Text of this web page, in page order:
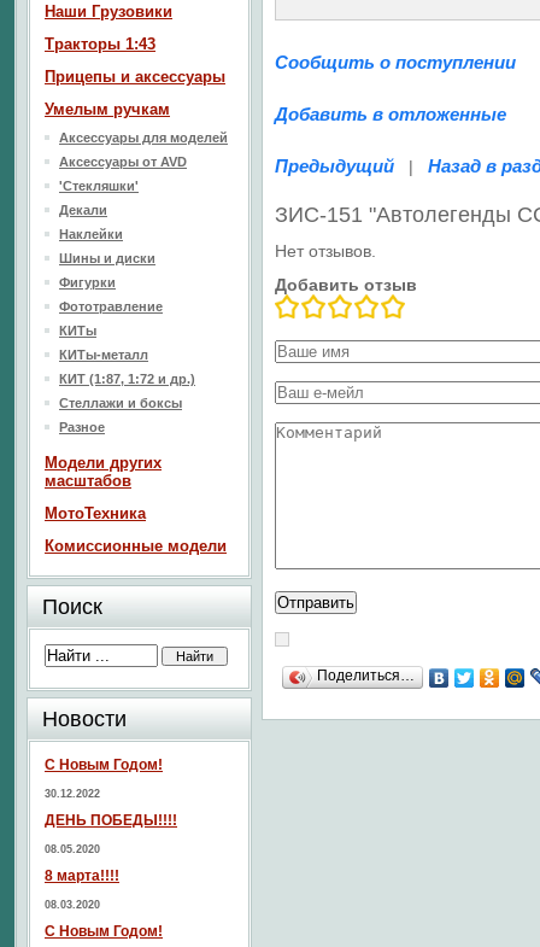
Сообщить о поступлении
Добавить в отложенные
Предыдущий | Назад в
ЗИС-151 "Автолегенды
Нет отзывов.
Добавить отзыв
Поделиться…
Наши Грузовики
Тракторы 1:43
Прицепы и аксессуары
Умелым ручкам
Аксессуары для моделей
Аксессуары от AVD
'Стекляшки'
Декали
Наклейки
Шины и диски
Фигурки
Фототравление
КИТы
КИТы-металл
КИТ (1:87, 1:72 и др.)
Стеллажи и боксы
Разное
Модели других
масштабов
МотоТехника
Комиссионные модели
Поиск
Новости
С Новым Годом!
30.12.2022
ДЕНЬ ПОБЕДЫ!!!!
08.05.2020
8 марта!!!!
08.03.2020
С Новым Годом!